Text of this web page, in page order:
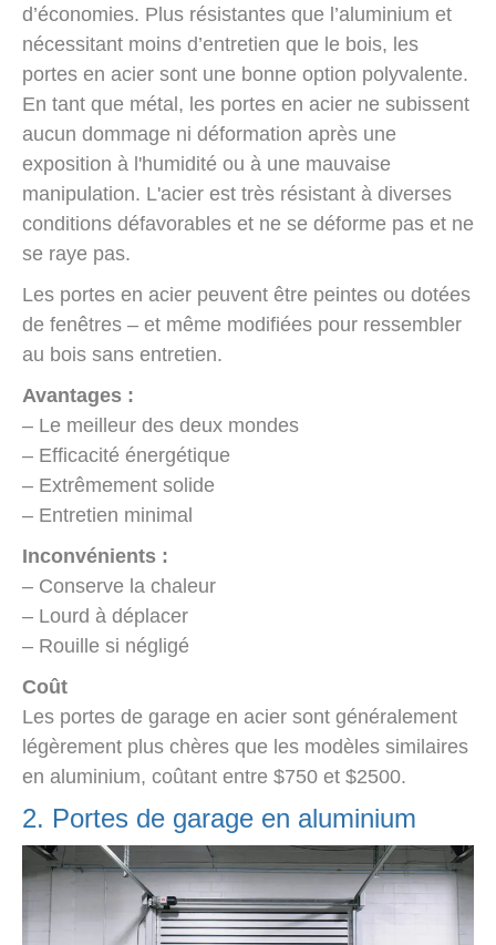
d’économies. Plus résistantes que l’aluminium et
nécessitant moins d’entretien que le bois, les
portes en acier sont une bonne option polyvalente.
En tant que métal, les portes en acier ne subissent
aucun dommage ni déformation après une
exposition à l'humidité ou à une mauvaise
manipulation. L'acier est très résistant à diverses
conditions défavorables et ne se déforme pas et ne
se raye pas.
Les portes en acier peuvent être peintes ou dotées
de fenêtres – et même modifiées pour ressembler
au bois sans entretien.
Avantages :
– Le meilleur des deux mondes
– Efficacité énergétique
– Extrêmement solide
– Entretien minimal
Inconvénients :
– Conserve la chaleur
– Lourd à déplacer
– Rouille si négligé
Coût
Les portes de garage en acier sont généralement
légèrement plus chères que les modèles similaires
en aluminium, coûtant entre $750 et $2500.
2. Portes de garage en aluminium